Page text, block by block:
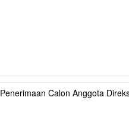
Penerimaan Calon Anggota